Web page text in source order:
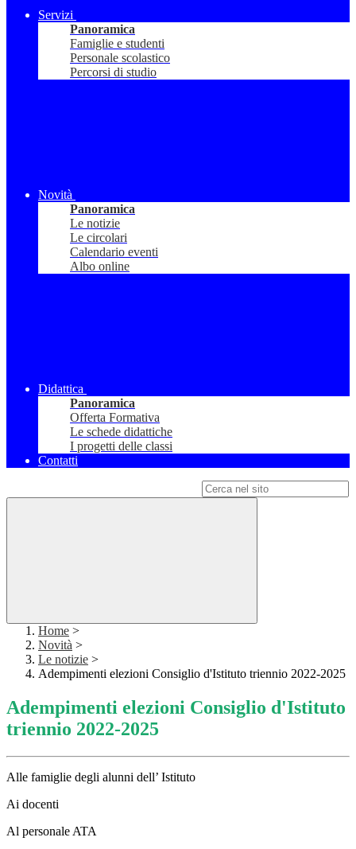
Servizi
Panoramica
Famiglie e studenti
Personale scolastico
Percorsi di studio
Novità
Panoramica
Le notizie
Le circolari
Calendario eventi
Albo online
Didattica
Panoramica
Offerta Formativa
Le schede didattiche
I progetti delle classi
Contatti
Home >
Novità >
Le notizie >
Adempimenti elezioni Consiglio d'Istituto triennio 2022-2025
Adempimenti elezioni Consiglio d'Istituto
triennio 2022-2025
Alle famiglie degli alunni dell’ Istituto
Ai docenti
Al personale ATA